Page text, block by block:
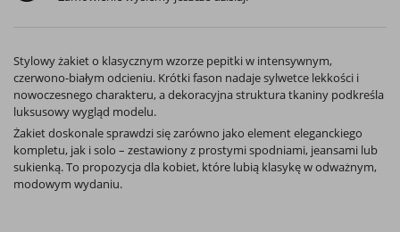
Stylowy żakiet o klasycznym wzorze pepitki w intensywnym,
czerwono-białym odcieniu. Krótki fason nadaje sylwetce lekkości i
nowoczesnego charakteru, a dekoracyjna struktura tkaniny podkreśla
luksusowy wygląd modelu.
Żakiet doskonale sprawdzi się zarówno jako element eleganckiego
kompletu, jak i solo – zestawiony z prostymi spodniami, jeansami lub
sukienką. To propozycja dla kobiet, które lubią klasykę w odważnym,
modowym wydaniu.